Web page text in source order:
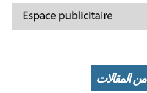
من المقالات